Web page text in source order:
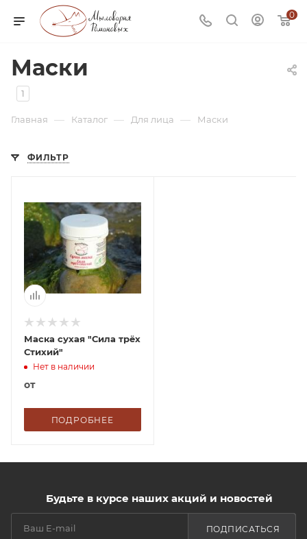
0
Маски
1
Главная — Каталог — Для лица — Маски
ФИЛЬТР
Маска сухая "Сила трёх
Стихий"
Нет в наличии
от
ПОДРОБНЕЕ
Будьте в курсе наших акций и новостей
ПОДПИСАТЬСЯ